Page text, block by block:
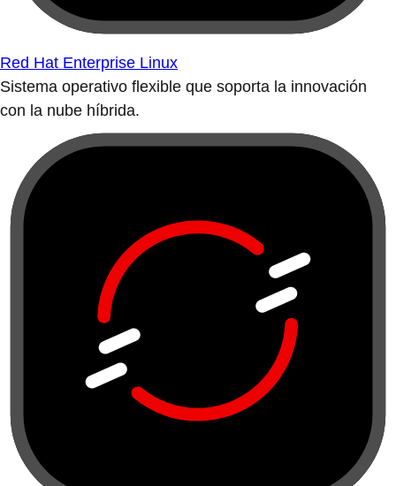
Red Hat Enterprise Linux
Sistema operativo flexible que soporta la innovación
con la nube híbrida.